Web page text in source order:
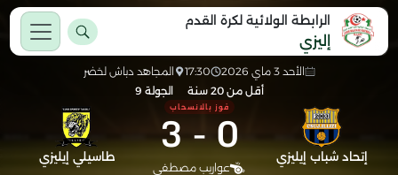
الرابطة الولائية لكرة القدم
إليزي
الأحد 3 ماي 2026 17:30
المجاهد دباش لخضر
أقل من 20 سنة
الجولة 9
إتحاد شباب إيليزي 0
-
3فوز بالانسحاب
عواريب مصطفى
طاسيلي إيليزي